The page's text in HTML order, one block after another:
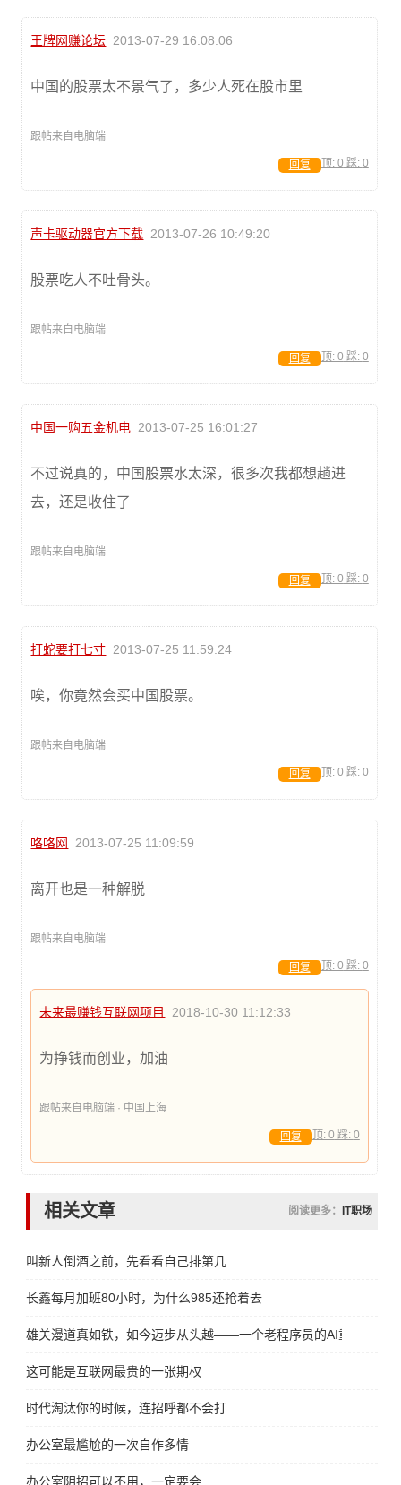
王牌网赚论坛 2013-07-29 16:08:06
中国的股票太不景气了，多少人死在股市里
跟帖来自电脑端
顶: 0 踩: 0
回复
声卡驱动器官方下载 2013-07-26 10:49:20
股票吃人不吐骨头。
跟帖来自电脑端
顶: 0 踩: 0
回复
中国一购五金机电 2013-07-25 16:01:27
不过说真的，中国股票水太深，很多次我都想趟进
去，还是收住了
跟帖来自电脑端
顶: 0 踩: 0
回复
打蛇要打七寸 2013-07-25 11:59:24
唉，你竟然会买中国股票。
跟帖来自电脑端
顶: 0 踩: 0
回复
咯咯网 2013-07-25 11:09:59
离开也是一种解脱
跟帖来自电脑端
顶: 0 踩: 0
回复
未来最赚钱互联网项目 2018-10-30 11:12:33
为挣钱而创业，加油
跟帖来自电脑端 · 中国上海
顶: 0 踩: 0
回复
相关文章 阅读更多： IT职场
叫新人倒酒之前，先看看自己排第几
长鑫每月加班80小时，为什么985还抢着去
雄关漫道真如铁，如今迈步从头越——一个老程序员的AI重生宣言
这可能是互联网最贵的一张期权
时代淘汰你的时候，连招呼都不会打
办公室最尴尬的一次自作多情
办公室阴招可以不用，一定要会